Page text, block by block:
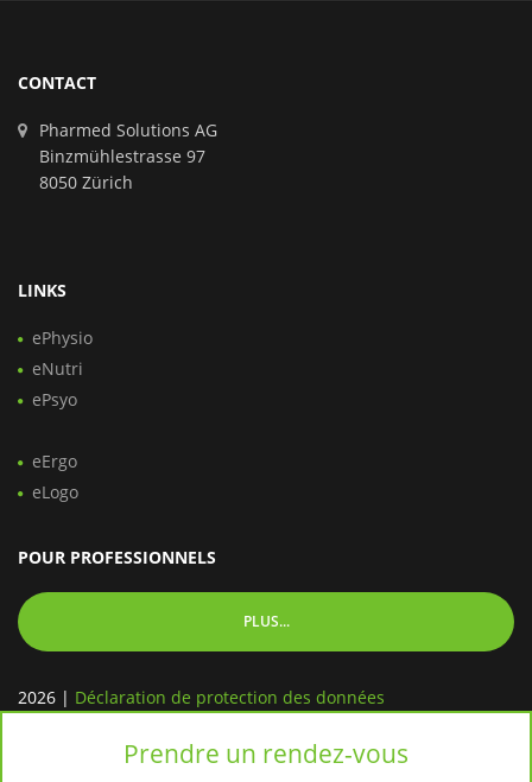
Prendre un rendez-vous
CONTACT
Pharmed Solutions AG
Binzmühlestrasse 97
8050 Zürich
LINKS
ePhysio
eNutri
ePsyo
eErgo
eLogo
POUR PROFESSIONNELS
PLUS...
2026 | Déclaration de protection des données